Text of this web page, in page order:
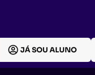
JÁ SOU ALUNO